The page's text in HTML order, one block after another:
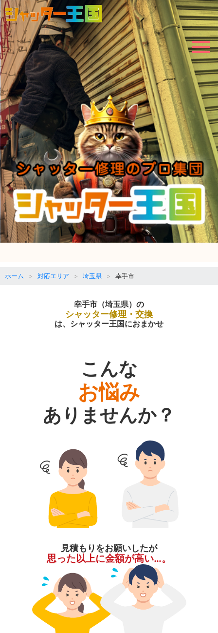
ホーム 対応エリア 埼玉県 幸手市
幸手市（埼玉県）の
シャッター修理・交換
は、シャッター王国におまかせ
こんな
お悩み
ありませんか？
見積もりをお願いしたが
思った以上に金額が高い…。